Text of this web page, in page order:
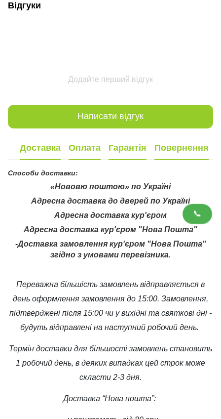
📞
Відгуки
Додайте перший відгук
Написати відгук
Доставка Оплата Гарантія Повернення
Способи доставки:
«Нововю поштою» по Україні
Адресна доставка до дверей по Україні
Адресна доставка кур'єром
Адресна доставка кур'єром "Нова Пошта"
-Доставка замовлення кур'єром "Нова Пошта"
згідно з умовами перевізника.
Переважна більшість замовлень відправляється в
день оформлення замовлення до 15:00. Замовлення,
підтверджені після 15:00 чи у вихідні та святкові дні -
будуть відправлені на наступний робочий день.
Термін доставки для більшості замовлень становить
1 робочий день, в деяких випадках цей строк може
скласти 2-3 дня.
Доставка “Нова пошта”: